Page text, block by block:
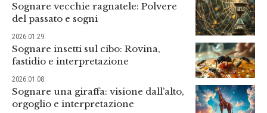
Sognare vecchie ragnatele: Polvere
del passato e sogni
2026.01.29.
Sognare insetti sul cibo: Rovina,
fastidio e interpretazione
2026.01.08.
Sognare una giraffa: visione dall’alto,
orgoglio e interpretazione